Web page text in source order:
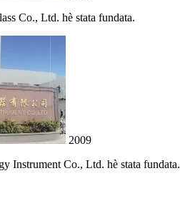
Co., Ltd. hè stata fundata.
2009
Instrument Co., Ltd. hè stata fundata.